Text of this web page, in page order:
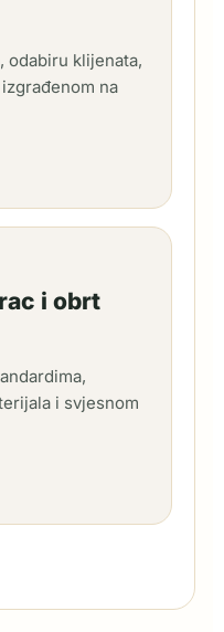
odabiru klijenata,
na
i obrt
i svjesnom